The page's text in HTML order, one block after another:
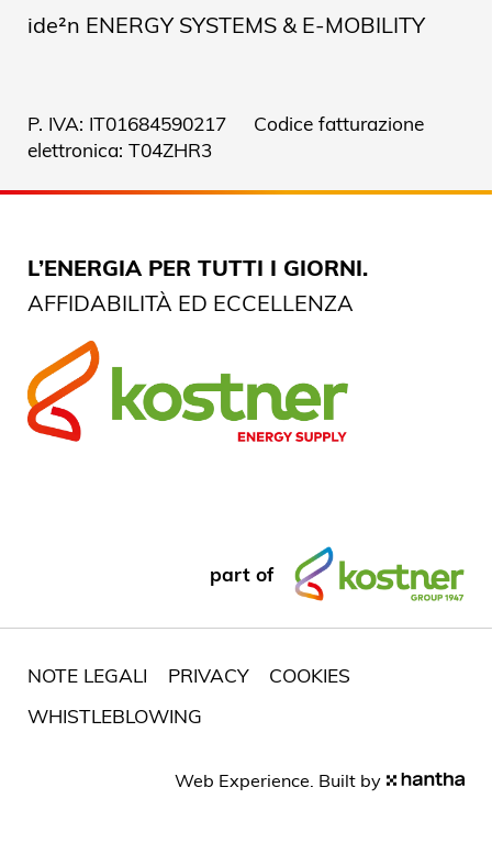
ide²n ENERGY SYSTEMS & E-MOBILITY
P. IVA: IT01684590217 Codice fatturazione
elettronica: T04ZHR3
L’ENERGIA PER TUTTI I GIORNI.
AFFIDABILITÀ ED ECCELLENZA
part of
NOTE LEGALI PRIVACY
COOKIES
WHISTLEBLOWING
Web Experience. Built by